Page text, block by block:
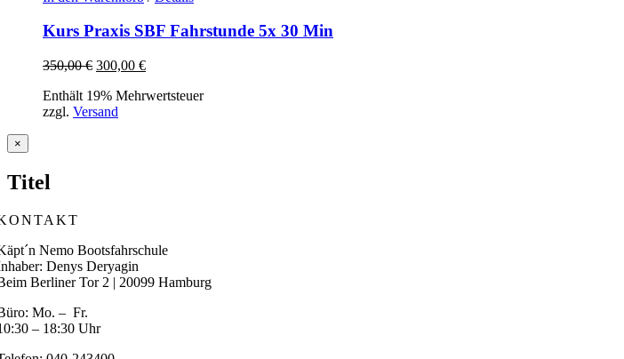
Kurs Praxis SBF Fahrstunde 5x 30 Min
350,00€ Ursprünglicher
war:
350,00 €
300,00 €Aktueller
ist:
Enthält 19% Mehrwertsteuer
zzgl. Versand
Close
product
view
×
Titel
Nemo Bootsfahrschule
Denys Deryagin
Berliner Tor 2 | 20099 Hamburg
Mo. – Fr.
– 18:30 Uhr